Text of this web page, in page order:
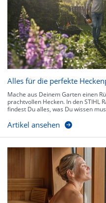
Alles für die perfekte
Mache aus Deinem Garten einen
prachtvollen Hecken. In den STIHL
findest Du alles, was Du wissen
Artikel ansehen